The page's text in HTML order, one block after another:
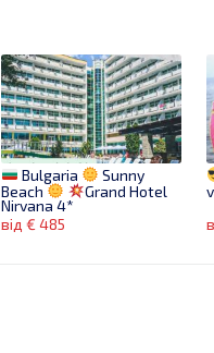
Bulgaria
Sunny
Beach
Grand Hotel
Nirvana 4*
від € 485